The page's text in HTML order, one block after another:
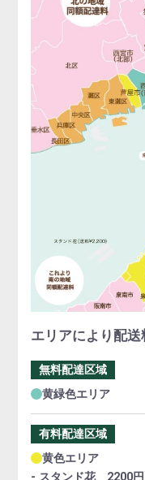
エリアにより配送
無料配達区域
黄緑色エリア
有料配達区域
黄色エリア
- スタンド花 2200円